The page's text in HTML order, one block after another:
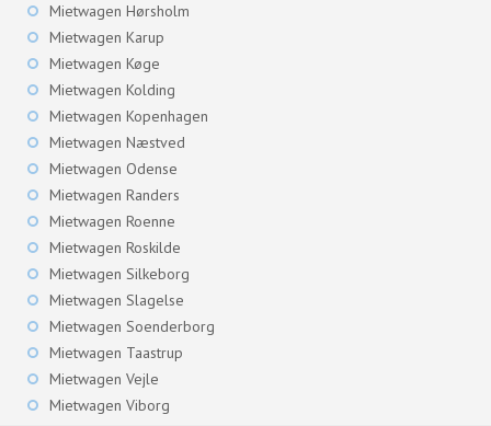
Mietwagen Hørsholm
Mietwagen Karup
Mietwagen Køge
Mietwagen Kolding
Mietwagen Kopenhagen
Mietwagen Næstved
Mietwagen Odense
Mietwagen Randers
Mietwagen Roenne
Mietwagen Roskilde
Mietwagen Silkeborg
Mietwagen Slagelse
Mietwagen Soenderborg
Mietwagen Taastrup
Mietwagen Vejle
Mietwagen Viborg